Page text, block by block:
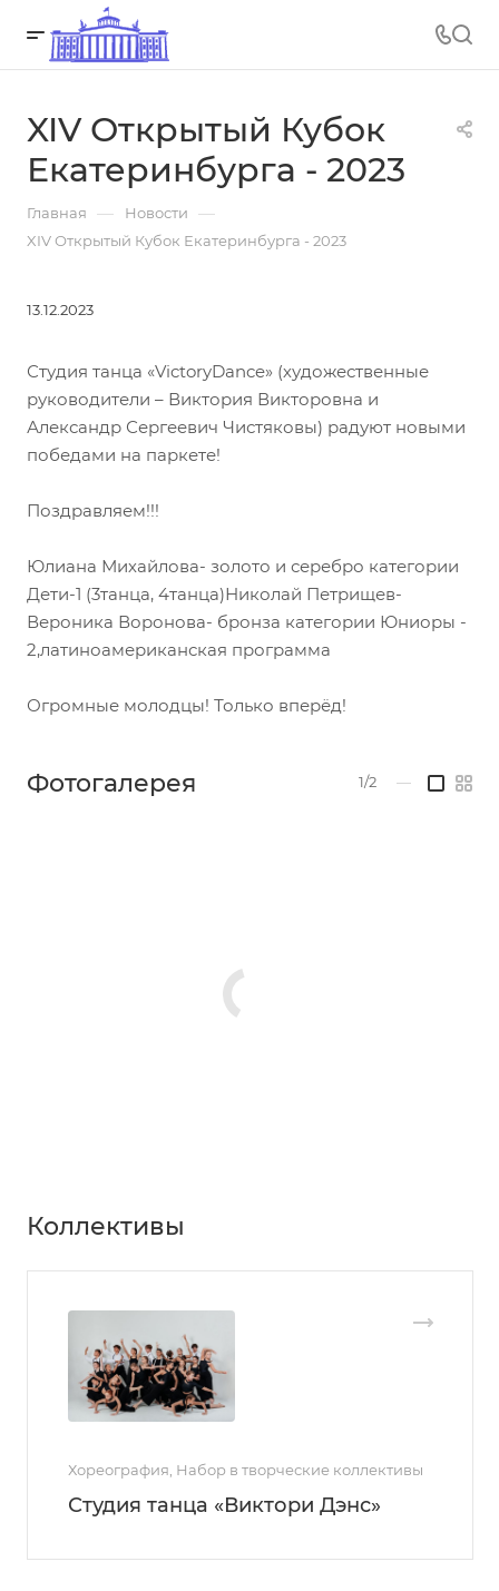
XIV Открытый Кубок
Екатеринбурга - 2023
Главная — Новости —
XIV Открытый Кубок Екатеринбурга - 2023
13.12.2023
Студия танца «VictoryDance» (художественные
руководители – Виктория Викторовна и
Александр Сергеевич Чистяковы) радуют новыми
победами на паркете!
Поздравляем!!!
Юлиана Михайлова- золото и серебро категории
Дети-1 (3танца, 4танца)Николай Петрищев-
Вероника Воронова- бронза категории Юниоры -
2,латиноамериканская программа
Огромные молодцы! Только вперёд!
Фотогалерея 1/2 —
Коллективы
Хореография, Набор в творческие коллективы
Студия танца «Виктори Дэнс»